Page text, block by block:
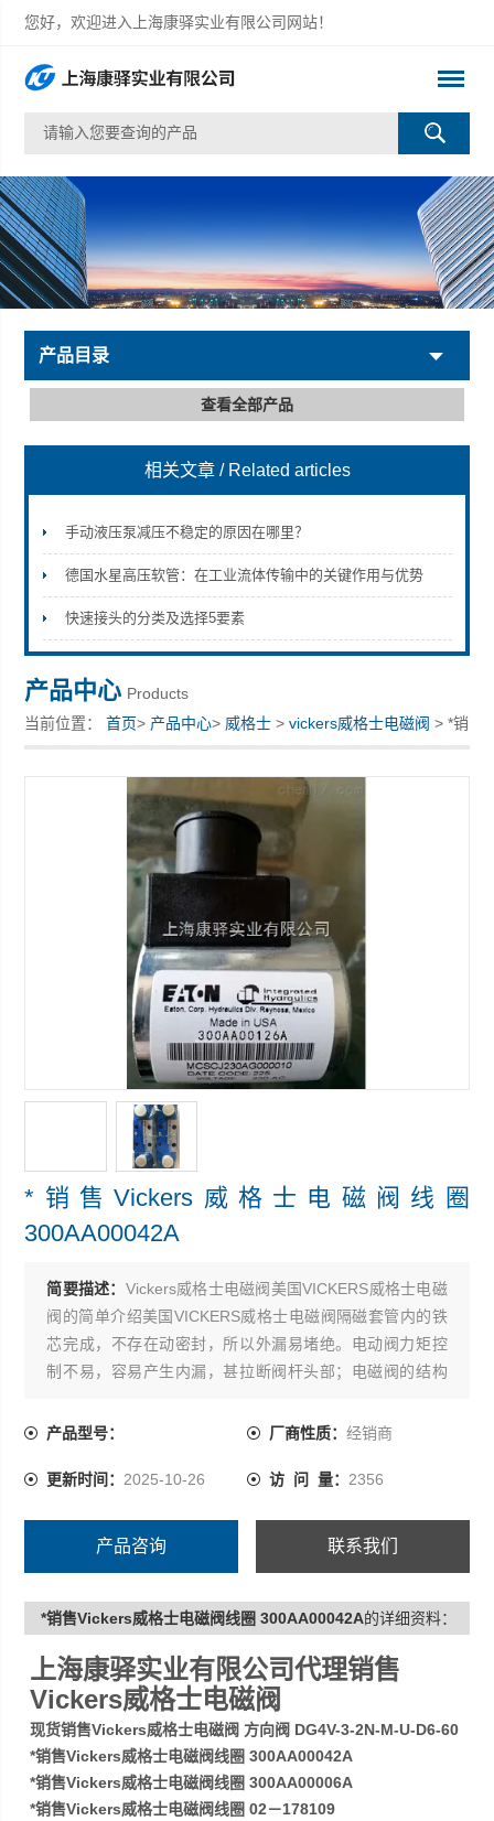
您好，欢迎进入上海康驿实业有限公司网站！
上海康驿实业有限公司
产品目录
查看全部产品
相关文章 / Related articles
手动液压泵减压不稳定的原因在哪里？
德国水星高压软管：在工业流体传输中的关键作用与优势
快速接头的分类及选择5要素
产品中心 Products
当前位置：首页> 产品中心> 威格士 >vickers威格士电磁阀 > *销
售Vickers威格士电磁阀线圈 300AA00042A
*销售Vickers威格士电磁阀线圈
300AA00042A
简要描述： Vickers威格士电磁阀美国VICKERS威格士电磁
阀的简单介绍美国VICKERS威格士电磁阀隔磁套管内的铁
芯完成，不存在动密封，所以外漏易堵绝。电动阀力矩控
制不易，容易产生内漏，甚拉断阀杆头部；电磁阀的结构
300AA00042A
产品型号： 厂商性质： 经销商
更新时间： 2025-10-26 访 问 量： 2356
产品咨询 联系我们
*销售Vickers威格士电磁阀线圈 300AA00042A的详细资料：
上海康驿实业有限公司代理销售
Vickers威格士电磁阀
现货销售Vickers威格士电磁阀 方向阀 DG4V-3-2N-M-U-D6-60
*销售Vickers威格士电磁阀线圈 300AA00042A
*销售Vickers威格士电磁阀线圈 300AA00006A
*销售Vickers威格士电磁阀线圈 02－178109